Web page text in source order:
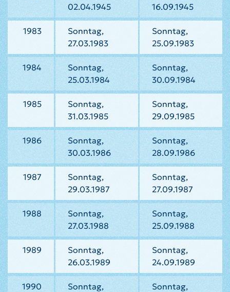
02.04.1945
16.09.1945
1983
Sonntag,
27.03.1983
Sonntag,
25.09.1983
1984
Sonntag,
25.03.1984
Sonntag,
30.09.1984
1985
Sonntag,
31.03.1985
Sonntag,
29.09.1985
1986
Sonntag,
30.03.1986
Sonntag,
28.09.1986
1987
Sonntag,
29.03.1987
Sonntag,
27.09.1987
1988
Sonntag,
27.03.1988
Sonntag,
25.09.1988
1989
Sonntag,
26.03.1989
Sonntag,
24.09.1989
1990
Sonntag,
Sonntag,